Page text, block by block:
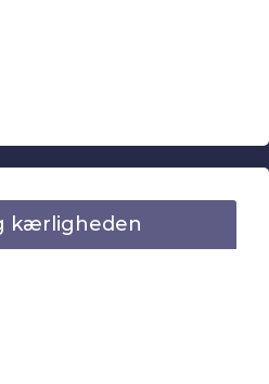
kærligheden